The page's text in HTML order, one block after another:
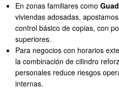
En zonas familiares como
viviendas adosadas,
control básico de copias, con
superiores.
Para negocios con horarios
la combinación de cilindro
personales reduce riesgos
internas.